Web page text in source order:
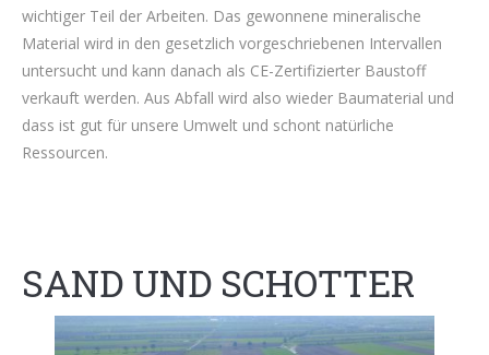
wichtiger Teil der Arbeiten. Das gewonnene mineralische
Material wird in den gesetzlich vorgeschriebenen Intervallen
untersucht und kann danach als CE-Zertifizierter Baustoff
verkauft werden. Aus Abfall wird also wieder Baumaterial und
dass ist gut für unsere Umwelt und schont natürliche
Ressourcen.
SAND UND SCHOTTER